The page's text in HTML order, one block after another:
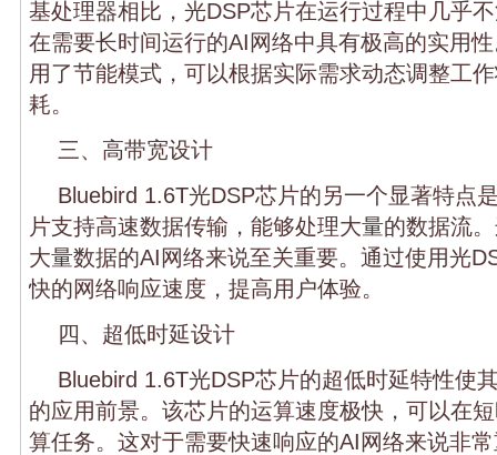
基处理器相比，光DSP芯片在运行过程中几乎
在需要长时间运行的AI网络中具有极高的实用
用了节能模式，可以根据实际需求动态调整工
耗。
三、高带宽设计
Bluebird 1.6T光DSP芯片的另一个显著特点
片支持高速数据传输，能够处理大量的数据流
大量数据的AI网络来说至关重要。通过使用光
快的网络响应速度，提高用户体验。
四、超低时延设计
Bluebird 1.6T光DSP芯片的超低时延特性使
的应用前景。该芯片的运算速度极快，可以在
算任务。这对于需要快速响应的AI网络来说非